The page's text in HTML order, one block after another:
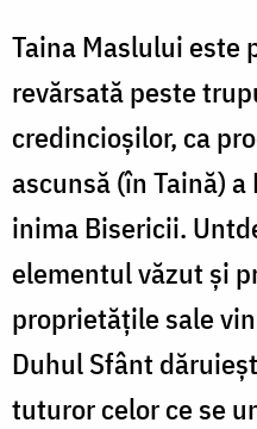
Taina Maslului este
revărsată peste
credincioşilor, ca
ascunsă (în Taină)
inima Bisericii.
elementul văzut şi
proprietăţile sale
Duhul Sfânt
tuturor celor ce se